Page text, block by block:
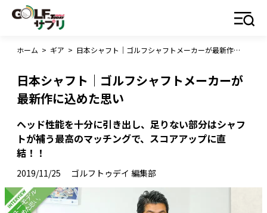
ホーム > ギア > 日本シャフト｜ゴルフシャフトメーカーが最新作に込めた思い
日本シャフト｜ゴルフシャフトメーカーが
最新作に込めた思い
ヘッド性能を十分に引き出し、足りない部分はシャフ
トが補う最高のマッチングで、スコアアップに直
結！！
2019/11/25 ゴルフトゥデイ 編集部